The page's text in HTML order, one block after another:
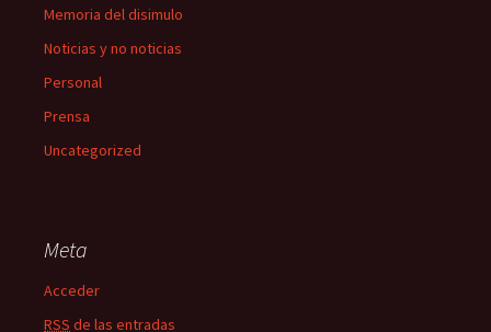
Memoria del disimulo
Noticias y no noticias
Personal
Prensa
Uncategorized
Meta
Acceder
RSS de las entradas